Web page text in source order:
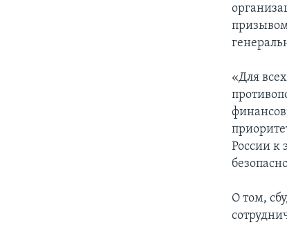
«Для
России к
О том,